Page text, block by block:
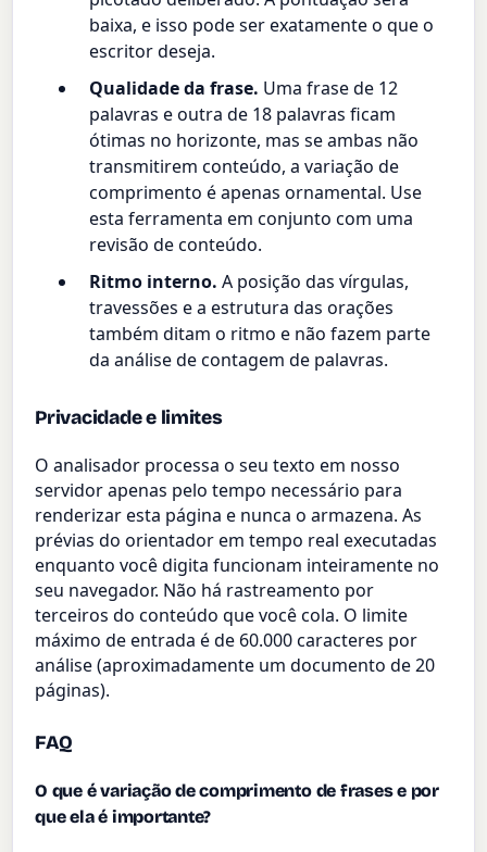
baixa, e isso pode ser exatamente o que o
escritor deseja.
Qualidade da frase. Uma frase de 12
palavras e outra de 18 palavras ficam
ótimas no horizonte, mas se ambas não
transmitirem conteúdo, a variação de
comprimento é apenas ornamental. Use
esta ferramenta em conjunto com uma
revisão de conteúdo.
Ritmo interno. A posição das vírgulas,
travessões e a estrutura das orações
também ditam o ritmo e não fazem parte
da análise de contagem de palavras.
Privacidade e limites
O analisador processa o seu texto em nosso
servidor apenas pelo tempo necessário para
renderizar esta página e nunca o armazena. As
prévias do orientador em tempo real executadas
enquanto você digita funcionam inteiramente no
seu navegador. Não há rastreamento por
terceiros do conteúdo que você cola. O limite
máximo de entrada é de 60.000 caracteres por
análise (aproximadamente um documento de 20
páginas).
FAQ
O que é variação de comprimento de frases e por
que ela é importante?